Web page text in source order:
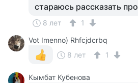
стараюсь рассказать
8 лет
1
Vot Imenno) Rhfcjdcrbq
8 лет
1
Кымбат Кубенова